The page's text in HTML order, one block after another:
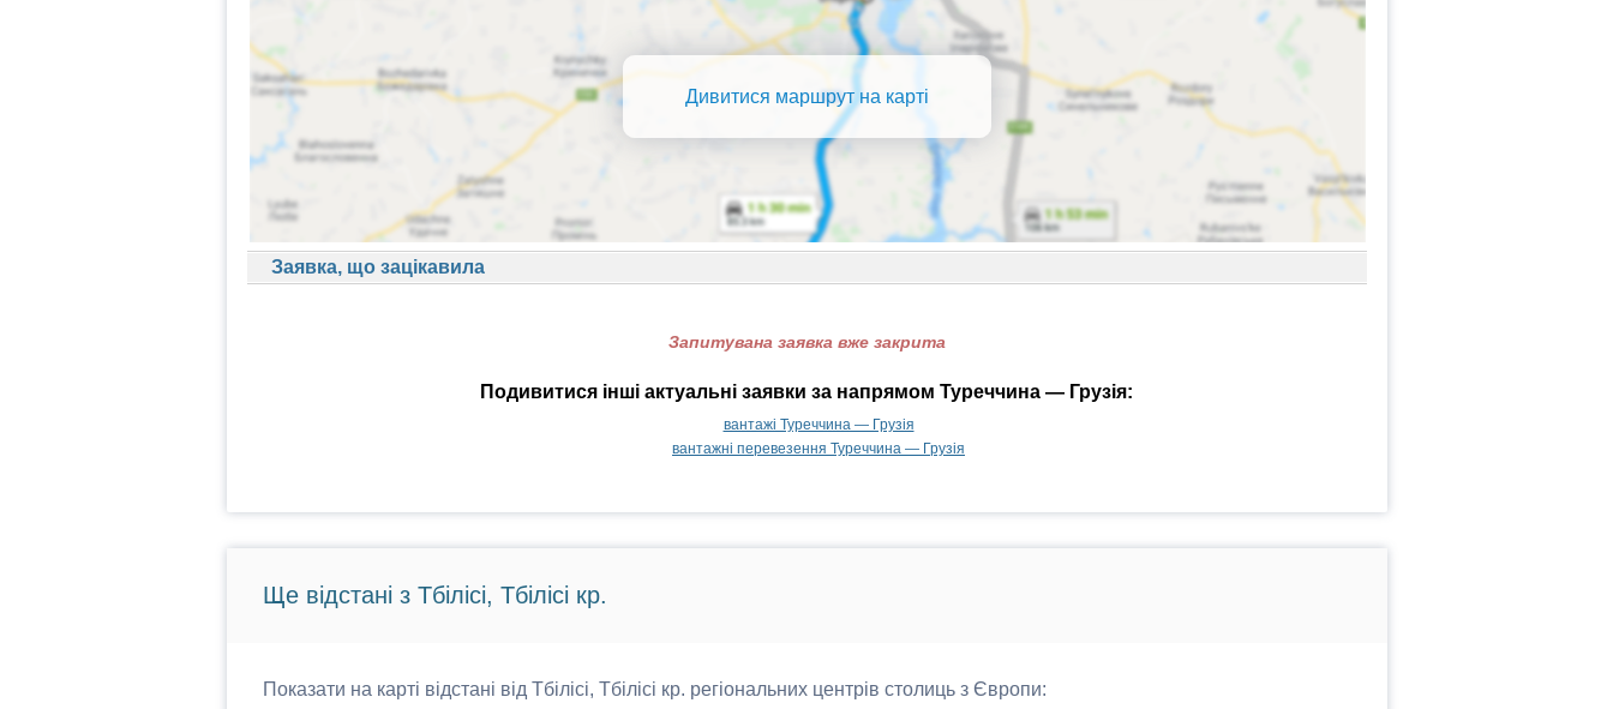
Дивитися маршрут на карті
Заявка, що зацікавила
Запитувана заявка вже закрита
Подивитися інші актуальні заявки за напрямом Туреччина — Грузія:
вантажі Туреччина — Грузія
вантажні перевезення Туреччина — Грузія
Ще відстані з Тбілісі, Тбілісі кр.
Показати на карті відстані від Тбілісі, Тбілісі кр. регіональних центрів столиць з Європи: